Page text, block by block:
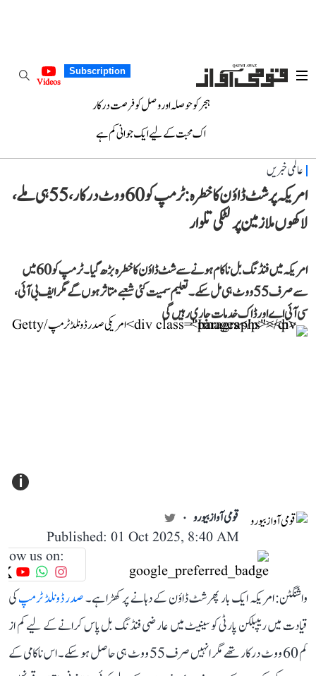
Subscription
Videos
ہجر کو حوصلہ اور وصل کو فرصت درکار
اک محبت کے لیے ایک جوانی کم ہے
عالمی خبریں
امریکہ پر شٹ ڈاؤن کا خطرہ: ٹرمپ کو 60 ووٹ درکار، 55 ہی ملے،
لاکھوں ملازمین پر لٹکی تلوار
امریکہ میں فنڈنگ بل ناکام ہونے سے شٹ ڈاؤن کا خطرہ بڑھ گیا۔ ٹرمپ کو 60 میں
سے صرف 55 ووٹ ہی مل سکے۔ تعلیم سمیت کئی شعبے متاثر ہوں گے مگر ایف بی آئی،
سی آئی اے اور ڈاک خدمات جاری رہیں گی
i
قومی آواز بیورو
Published: 01 Oct 2025, 8:40 AM
us on:
واشنگٹن: امریکہ ایک بار پھر شٹ ڈاؤن کے دہانے پر کھڑا ہے۔صدر ڈونلڈ ٹرمپکی
قیادت میں ریپبلکن پارٹی کو سینیٹ میں عارضی فنڈنگ بل پاس کرانے کے لیے کم از
کم 60 ووٹ درکار تھے مگر انہیں صرف 55 ووٹ ہی حاصل ہو سکے۔ اس ناکامی کے